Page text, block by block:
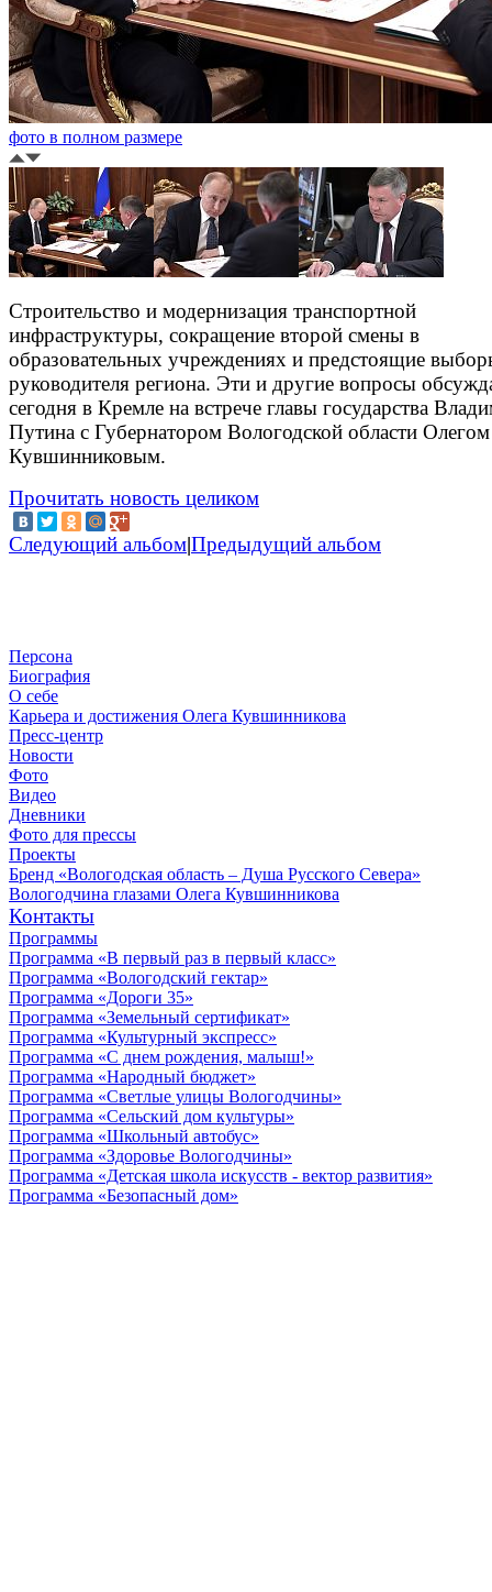
фото в полном размере
Строительство и модернизация транспортной
инфраструктуры, сокращение второй смены в
образовательных учреждениях и предстоящие
руководителя региона. Эти и другие вопросы
сегодня в Кремле на встрече главы государства
Путина с Губернатором Вологодской области Олегом
Кувшинниковым.
Прочитать новость целиком
Следующий альбом|Предыдущий альбом
Персона
Биография
О себе
Карьера и достижения Олега Кувшинникова
Пресс-центр
Новости
Фото
Видео
Дневники
Фото для прессы
Проекты
Бренд «Вологодская область – Душа Русского Севера»
Вологодчина глазами Олега Кувшинникова
Контакты
Программы
Программа «В первый раз в первый класс»
Программа «Вологодский гектар»
Программа «Дороги 35»
Программа «Земельный сертификат»
Программа «Культурный экспресс»
Программа «С днем рождения, малыш!»
Программа «Народный бюджет»
Программа «Светлые улицы Вологодчины»
Программа «Сельский дом культуры»
Программа «Школьный автобус»
Программа «Здоровье Вологодчины»
Программа «Детская школа искусств - вектор развития»
Программа «Безопасный дом»